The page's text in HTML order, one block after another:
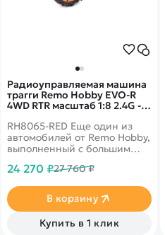
Радиоуправляемая машина
трагги Remo Hobby EVO-R
4WD RTR масштаб 1:8 2.4G -
RH8065-RED Еще один из
автомобилей от Remo Hobby,
выполненный с большим
деталям в масштабе 1:8. Это
имеющая высокие
технические
характеристики. Она будет
устойчива при
24 270 ₽27 760 ₽
В корзину
Купить в 1 клик